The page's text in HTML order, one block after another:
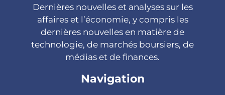
Dernières nouvelles et analyses sur les
affaires et l’économie, y compris les
dernières nouvelles en matière de
technologie, de marchés boursiers, de
médias et de finances.
Navigation